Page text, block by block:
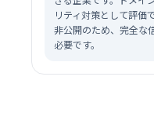
リティ対策として評価
非公開のため、完全な
必要です。